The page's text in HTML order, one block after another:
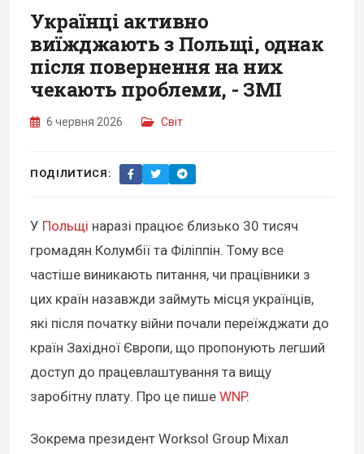
Українці активно
виїжджають з Польщі, однак
після повернення на них
чекають проблеми, - ЗМІ
6 червня 2026 Світ
ПОДІЛИТИСЯ:
У Польщі наразі працює близько 30 тисяч
громадян Колумбії та Філіппін. Тому все
частіше виникають питання, чи працівники з
цих країн назавжди займуть місця українців,
які після початку війни почали переїжджати до
країн Західної Європи, що пропонують легший
доступ до працевлаштування та вищу
заробітну плату. Про це пише WNP.
Зокрема президент Worksol Group Міхал